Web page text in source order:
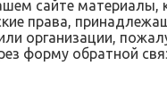
сайте материалы,
права,
организации,
форму обратной